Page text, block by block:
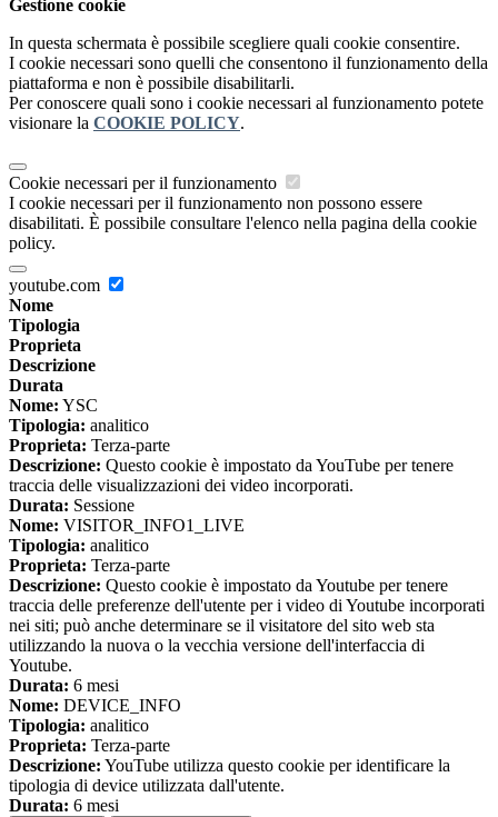
Gestione cookie
In questa schermata è possibile scegliere quali cookie consentire.
I cookie necessari sono quelli che consentono il funzionamento della
piattaforma e non è possibile disabilitarli.
Per conoscere quali sono i cookie necessari al funzionamento potete
visionare la COOKIE POLICY.
Cookie necessari per il funzionamento
I cookie necessari per il funzionamento non possono essere
disabilitati. È possibile consultare l'elenco nella pagina della cookie
policy.
youtube.com
Nome
Tipologia
Proprieta
Descrizione
Durata
Nome: YSC
Tipologia: analitico
Proprieta: Terza-parte
Descrizione: Questo cookie è impostato da YouTube per tenere
traccia delle visualizzazioni dei video incorporati.
Durata: Sessione
Nome: VISITOR_INFO1_LIVE
Tipologia: analitico
Proprieta: Terza-parte
Descrizione: Questo cookie è impostato da Youtube per tenere
traccia delle preferenze dell'utente per i video di Youtube incorporati
nei siti; può anche determinare se il visitatore del sito web sta
utilizzando la nuova o la vecchia versione dell'interfaccia di
Youtube.
Durata: 6 mesi
Nome: DEVICE_INFO
Tipologia: analitico
Proprieta: Terza-parte
Descrizione: YouTube utilizza questo cookie per identificare la
tipologia di device utilizzata dall'utente.
Durata: 6 mesi